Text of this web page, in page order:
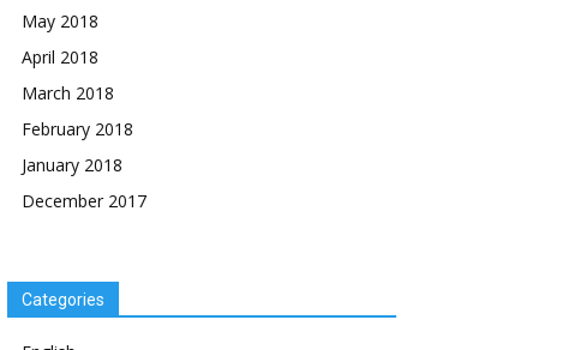
May 2018
April 2018
March 2018
February 2018
January 2018
December 2017
Categories